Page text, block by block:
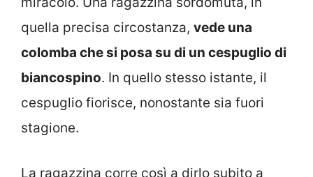
quella precisa circostanza, vede una
colomba che si posa su di un cespuglio di
biancospino. In quello stesso istante, il
cespuglio fiorisce, nonostante sia fuori
stagione.
La ragazzina corre così a dirlo subito a